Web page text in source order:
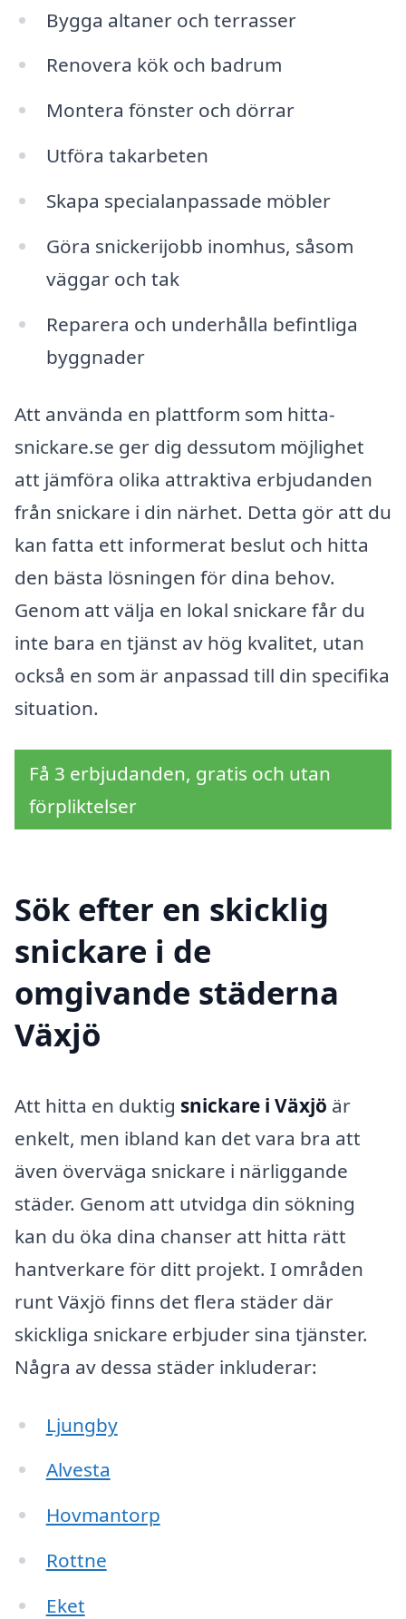
Bygga altaner och terrasser
Renovera kök och badrum
Montera fönster och dörrar
Utföra takarbeten
Skapa specialanpassade möbler
Göra snickerijobb inomhus, såsom
väggar och tak
Reparera och underhålla befintliga
byggnader
Att använda en plattform som hitta-
snickare.se ger dig dessutom möjlighet
att jämföra olika attraktiva erbjudanden
från snickare i din närhet. Detta gör att du
kan fatta ett informerat beslut och hitta
den bästa lösningen för dina behov.
Genom att välja en lokal snickare får du
inte bara en tjänst av hög kvalitet, utan
också en som är anpassad till din specifika
situation.
Få 3 erbjudanden, gratis och utan
förpliktelser
Sök efter en skicklig
snickare i de
omgivande städerna
Växjö
Att hitta en duktig snickare i Växjö är
enkelt, men ibland kan det vara bra att
även överväga snickare i närliggande
städer. Genom att utvidga din sökning
kan du öka dina chanser att hitta rätt
hantverkare för ditt projekt. I områden
runt Växjö finns det flera städer där
skickliga snickare erbjuder sina tjänster.
Några av dessa städer inkluderar:
Ljungby
Alvesta
Hovmantorp
Rottne
Eket